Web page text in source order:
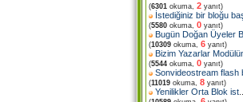
(6301 okuma, 2 yanıt)
İstediğiniz bir bloğu
(5580 okuma, 0 yanıt)
Bugün Doğan Üyeler
(10309 okuma, 6 yanıt)
Bizim Yazarlar
(5544 okuma, 0 yanıt)
Sonvideostream flash
(11019 okuma, 8 yanıt)
Yenilikler Orta Blok ist